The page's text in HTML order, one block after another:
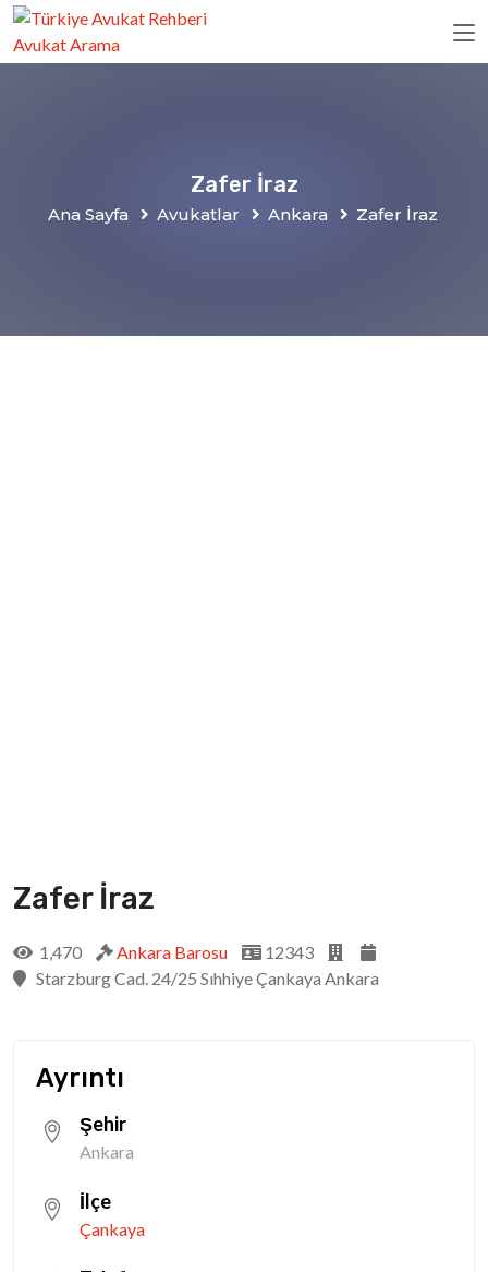
Zafer İraz
Ana Sayfa Avukatlar Ankara Zafer İraz
Zafer İraz
1,470 Ankara Barosu
12343
Starzburg Cad. 24/25 Sıhhiye Çankaya Ankara
Ayrıntı
Şehir
Ankara
İlçe
Çankaya